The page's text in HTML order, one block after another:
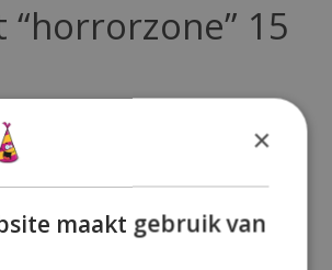
15
dit product is0van de 5
(0)
de winkel controleren
×
maakt gebruik van